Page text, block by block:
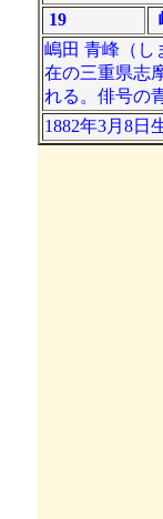
19
嶋田 青峰（し
在の三重県志
れる。俳号の
1882年3月8